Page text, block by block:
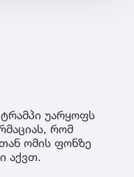
უარყოფს
რომ
ომის ფონზე
აქვთ.